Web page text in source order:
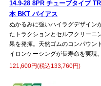
14.9-28 8PR チューブタイプ
本 BKT バイアス
ぬかるみに強いハイラグデザイン
たトラクションとセルフクリーニ
果を発揮。天然ゴムのコンパウン
イロンケーシングが長寿命を実現
121,600円(税込133,760円)